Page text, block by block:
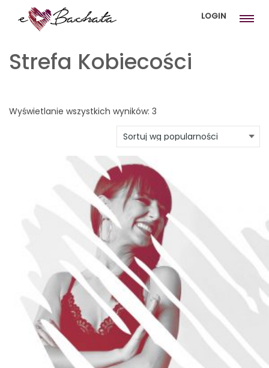
LOGIN
Strefa Kobiecości
Wyświetlanie wszystkich wyników: 3
według
popularności